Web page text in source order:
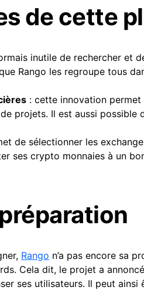
de cette
inutile de rechercher et
Rango les regroupe tous
: cette innovation
projets. Il est aussi possible
de sélectionner les
ses crypto monnaies à un
Rango n’a pas encore sa
Cela dit, le projet a
ses utilisateurs. Il peut